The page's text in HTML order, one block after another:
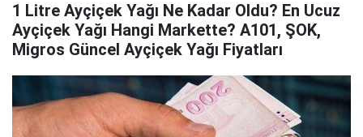
1 Litre Ayçiçek Yağı Ne Kadar Oldu? En Ucuz
Ayçiçek Yağı Hangi Markette? A101, ŞOK,
Migros Güncel Ayçiçek Yağı Fiyatları